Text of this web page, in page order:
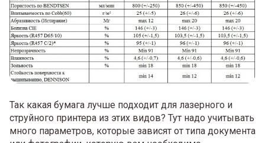
Так какая бумага лучше подходит для лазерного и
струйного принтера из этих видов? Тут надо учитывать
много параметров, которые зависят от типа документа